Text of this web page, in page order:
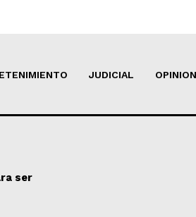
JUDICIAL OPINION
ser